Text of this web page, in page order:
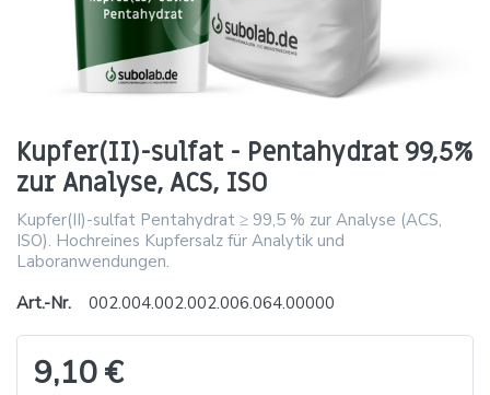
Kupfer(II)-sulfat - Pentahydrat 99,5%
zur Analyse, ACS, ISO
Kupfer(II)-sulfat Pentahydrat ≥ 99,5 % zur Analyse (ACS,
ISO). Hochreines Kupfersalz für Analytik und
Laboranwendungen.
Art.-Nr.
002.004.002.002.006.064.00000
9,10 €